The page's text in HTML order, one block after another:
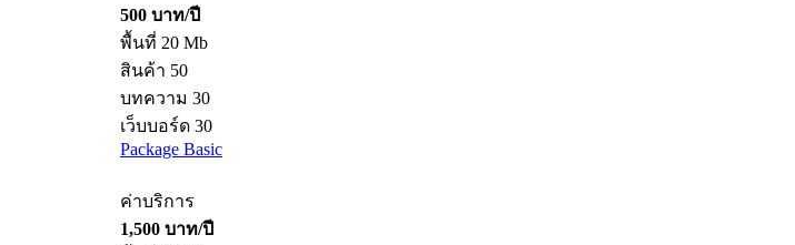
500 บาท/ปี
พื้นที่ 20 Mb
สินค้า 50
บทความ 30
เว็บบอร์ด 30
Package Basic
ค่าบริการ
1,500 บาท/ปี